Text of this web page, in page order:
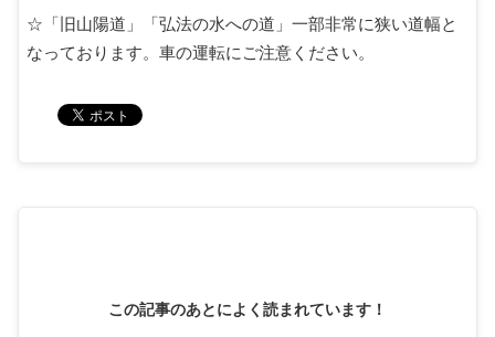
☆「旧山陽道」「弘法の水への道」一部非常に狭い道幅と
なっております。車の運転にご注意ください。
この記事のあとによく読まれています！